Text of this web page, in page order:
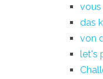
das
von
let's